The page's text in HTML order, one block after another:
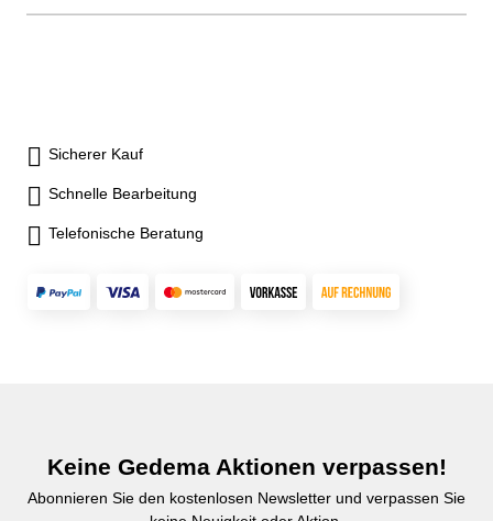
Sicherer Kauf
Schnelle Bearbeitung
Telefonische Beratung
Keine Gedema Aktionen verpassen!
Abonnieren Sie den kostenlosen Newsletter und verpassen Sie